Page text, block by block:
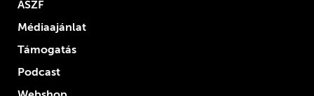
ÁSZF
Médiaajánlat
Támogatás
Podcast